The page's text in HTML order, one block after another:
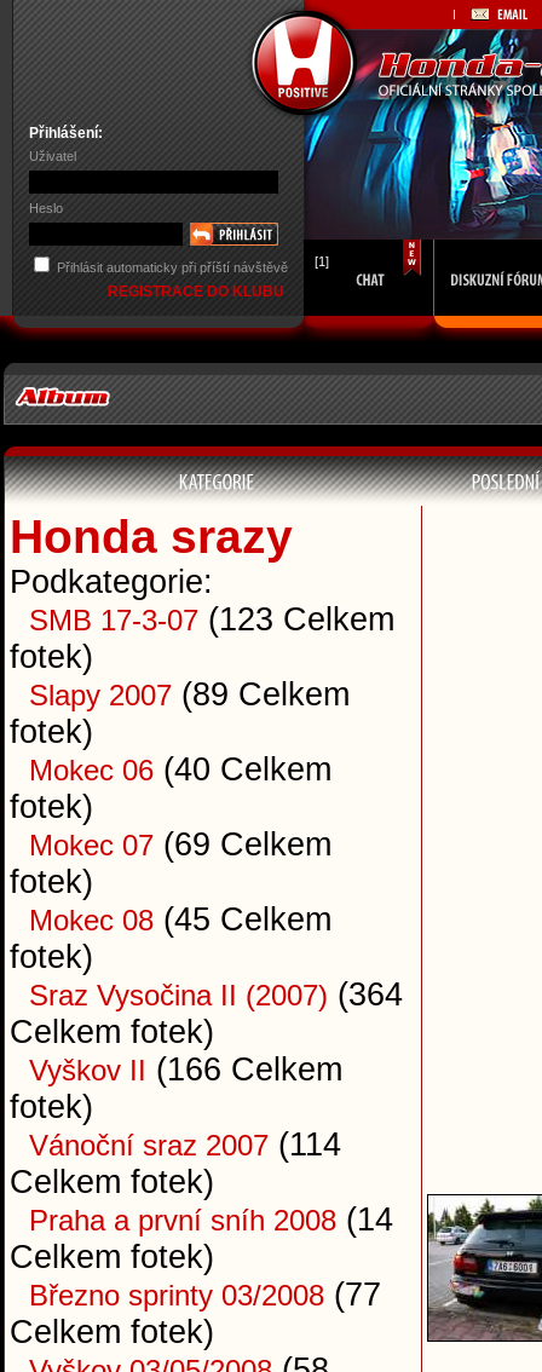
Přihlášení:
Uživatel
Heslo
Přihlásit automaticky při příští návštěvě
REGISTRACE DO KLUBU
[1]
Honda srazy
Podkategorie:
SMB 17-3-07 (123 Celkem
fotek)
Slapy 2007 (89 Celkem
fotek)
Mokec 06 (40 Celkem
fotek)
Mokec 07 (69 Celkem
fotek)
Mokec 08 (45 Celkem
fotek)
Sraz Vysočina II (2007) (364
Celkem fotek)
Vyškov II (166 Celkem
fotek)
Vánoční sraz 2007 (114
Celkem fotek)
Praha a první sníh 2008 (14
Celkem fotek)
Březno sprinty 03/2008 (77
Celkem fotek)